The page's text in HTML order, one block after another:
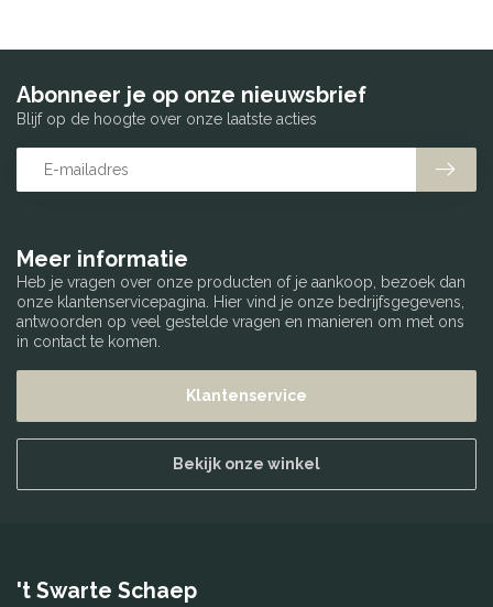
Meer informatie
Heb je vragen over onze producten of je aankoop, bezoek dan
onze klantenservicepagina. Hier vind je onze bedrijfsgegevens,
antwoorden op veel gestelde vragen en manieren om met ons
in contact te komen.
Klantenservice
Bekijk onze winkel
Abonneer je op onze nieuwsbrief
Blijf op de hoogte over onze laatste acties
't Swarte Schaep